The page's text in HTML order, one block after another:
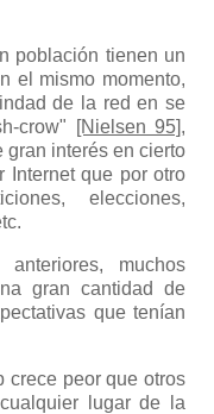
población tienen un
el mismo momento,
de la red en se
crow"
[Nielsen 95],
gran interés en cierto
Internet que por otro
elecciones,
muchos
gran cantidad de
que tenían
crece peor que otros
lugar de la